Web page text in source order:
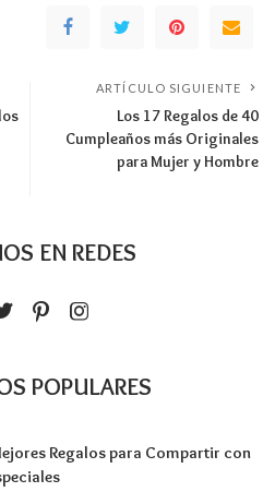
ARTÍCULO SIGUIENTE
Los 17 Regalos de 40
Cumpleaños más Originales
para Mujer y Hombre
EN REDES
POPULARES
Regalos para Compartir con